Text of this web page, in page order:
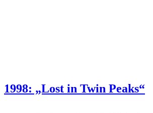
1998: „Lost in Twin Peaks“